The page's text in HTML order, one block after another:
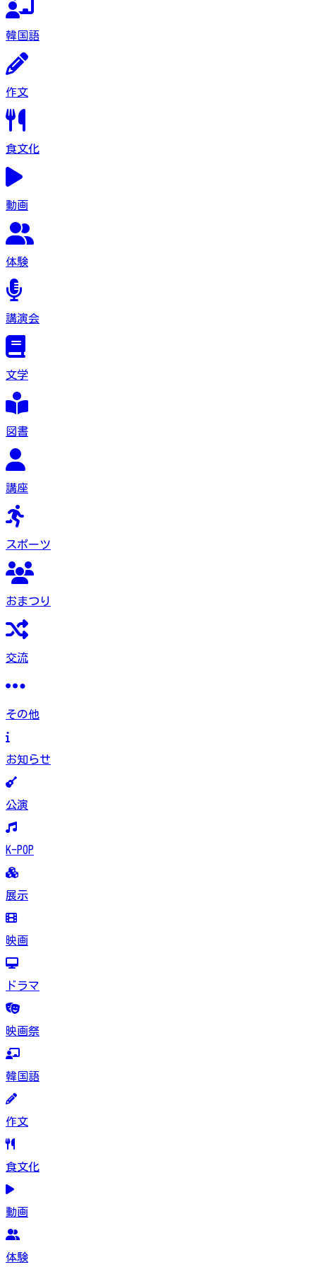
韓国語
作文
食文化
動画
体験
講演会
文学
図書
講座
スポーツ
おまつり
交流
その他
お知らせ
公演
K-POP
展示
映画
ドラマ
映画祭
韓国語
作文
食文化
動画
体験